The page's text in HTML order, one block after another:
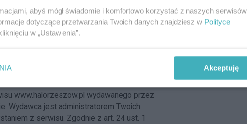
www.halorzeszow.pl wydawanego przez
Wydawca jest administratorem Twoich
z serwisu. Zgodnie z art. 24 ust. 1
abyś mógł świadomie i komfortowo korzystać z naszych serwisów
dotyczące przetwarzania Twoich danych znajdziesz w Polityce
w „Ustawienia”.
Akceptuję